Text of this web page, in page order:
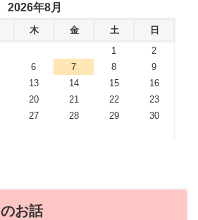
2026年8月
木 金 土
日
1
2
6 7 8
9
13 14 15
16
20 21 22
23
27 28 29
30
お話